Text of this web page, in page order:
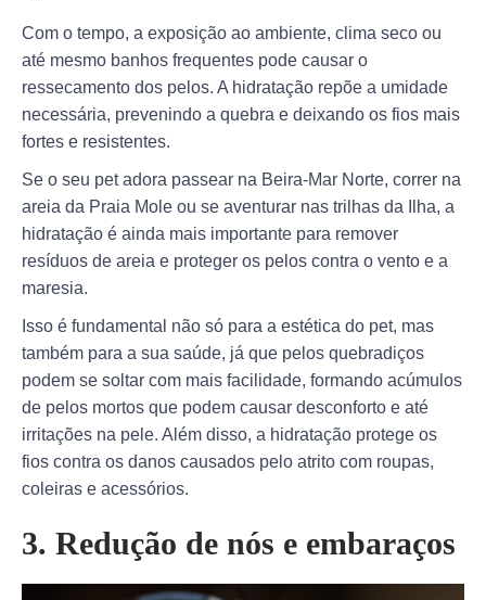
Com o tempo, a exposição ao ambiente, clima seco ou
até mesmo banhos frequentes pode causar o
ressecamento dos pelos. A hidratação repõe a umidade
necessária, prevenindo a quebra e deixando os fios mais
fortes e resistentes.
Se o seu pet adora passear na Beira-Mar Norte, correr na
areia da Praia Mole ou se aventurar nas trilhas da Ilha, a
hidratação é ainda mais importante para remover
resíduos de areia e proteger os pelos contra o vento e a
maresia.
Isso é fundamental não só para a estética do pet, mas
também para a sua saúde, já que pelos quebradiços
podem se soltar com mais facilidade, formando acúmulos
de pelos mortos que podem causar desconforto e até
irritações na pele. Além disso, a hidratação protege os
fios contra os danos causados pelo atrito com roupas,
coleiras e acessórios.
3. Redução de nós e embaraços